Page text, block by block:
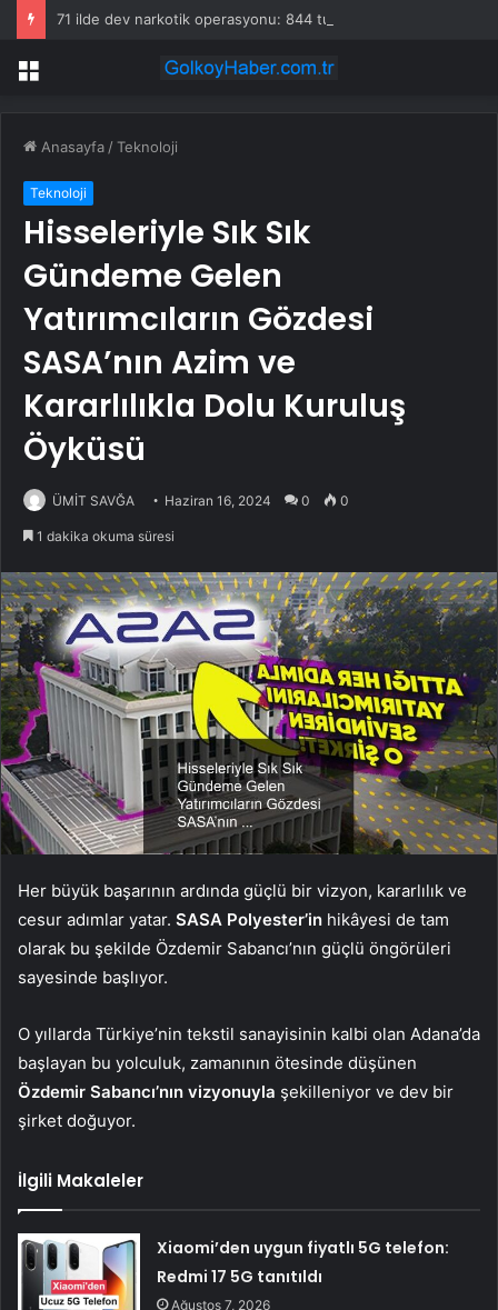
71 ilde dev narkotik operasyonu: 844 tutuklama
Menü
Anasayfa /Teknoloji
Teknoloji
Hisseleriyle Sık Sık
Gündeme Gelen
Yatırımcıların Gözdesi
SASA’nın Azim ve
Kararlılıkla Dolu Kuruluş
Öyküsü
ÜMİT SAVĞA Haziran 16, 2024 0 0
1 dakika okuma süresi
Her büyük başarının ardında güçlü bir vizyon, kararlılık ve
cesur adımlar yatar. SASA Polyester’in hikâyesi de tam
olarak bu şekilde Özdemir Sabancı’nın güçlü öngörüleri
sayesinde başlıyor.
O yıllarda Türkiye’nin tekstil sanayisinin kalbi olan Adana’da
başlayan bu yolculuk, zamanının ötesinde düşünen
Özdemir Sabancı’nın vizyonuyla şekilleniyor ve dev bir
şirket doğuyor.
İlgili Makaleler
Xiaomi’den uygun fiyatlı 5G telefon:
Redmi 17 5G tanıtıldı
Ağustos 7, 2026